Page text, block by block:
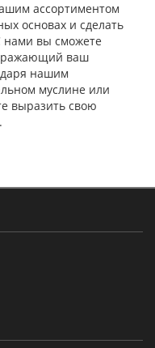
ассортиментом
основах и сделать
нами вы сможете
ваш
нашим
муслине или
выразить свою